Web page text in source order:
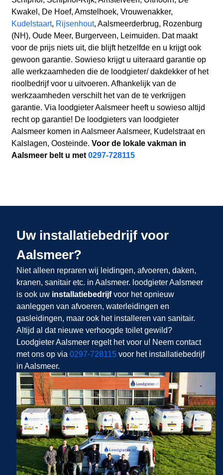
Kwakel, De Hoef, Amstelhoek, Vrouwenakker,
Kudelstaart, Rijsenhout, Aalsmeerderbrug, Rozenburg
(NH), Oude Meer, Burgerveen, Leimuiden. Dat maakt
voor de prijs niets uit, die blijft hetzelfde en u krijgt ook
gewoon garantie. Sowieso krijgt u uiteraard garantie op
alle werkzaamheden die de loodgieter/ dakdekker of het
rioolbedrijf voor u uitvoeren. Afhankelijk van de
werkzaamheden verschilt het van de te verkrijgen
garantie. Via loodgieter Aalsmeer heeft u sowieso altijd
recht op garantie! De loodgieters van loodgieter
Aalsmeer komen in Aalsmeer Aalsmeer, Kudelstraat en
Kalslagen, Oosteinde. Voor de lokale vakman in
Aalsmeer belt u met0297-728115
Uw installatiebedrijf voor
Aalsmeer?
Niet alleen repraren wij leidingen, afvoeren, daken,
kranen, sanitair etc. in Aalsmeer. loodgieter Aalsmeer
is ook uw installatiebedrijfvoor het opnieuw
aanleggen van afvoeren, waterleidingen en
gasleidingen, maar ook het installeren van sanitair.
Altijd al dat nieuwe verhoogde toilet gewild?
Loodgieter Aalsmeer regelt het voor u! Neem contact
met ons op via 0297-728115voor het installatiebedrijf
in Aalsmeer.